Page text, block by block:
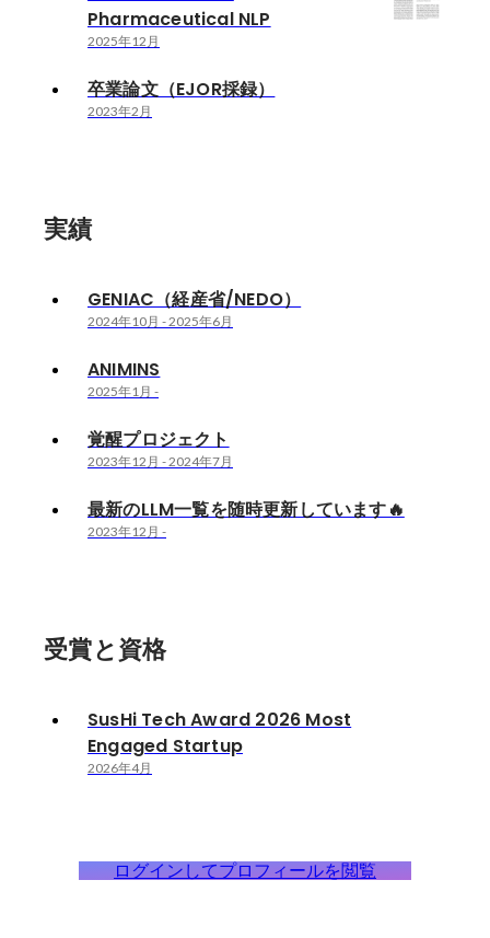
Pharmaceutical NLP
2025年12月
卒業論文（EJOR採録）
2023年2月
実績
GENIAC（経産省/NEDO）
2024年10月 -2025年6月
ANIMINS
2025年1月 -
覚醒プロジェクト
2023年12月 -2024年7月
最新のLLM一覧を随時更新しています🔥
2023年12月 -
受賞と資格
SusHi Tech Award 2026 Most
Engaged Startup
2026年4月
ログインしてプロフィールを閲覧